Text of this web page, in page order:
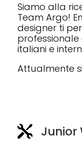
Siamo alla
Team Argo!
designer ti
italiani e
Attualmente
 Junior